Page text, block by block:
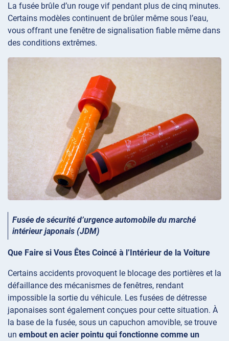
La fusée brûle d’un rouge vif pendant plus de cinq minutes.
Certains modèles continuent de brûler même sous l’eau,
vous offrant une fenêtre de signalisation fiable même dans
des conditions extrêmes.
Fusée de sécurité d’urgence automobile du marché
intérieur japonais (JDM)
Que Faire si Vous Êtes Coincé à l’Intérieur de la Voiture
Certains accidents provoquent le blocage des portières et la
défaillance des mécanismes de fenêtres, rendant
impossible la sortie du véhicule. Les fusées de détresse
japonaises sont également conçues pour cette situation. À
la base de la fusée, sous un capuchon amovible, se trouve
un embout en acier pointu qui fonctionne comme un